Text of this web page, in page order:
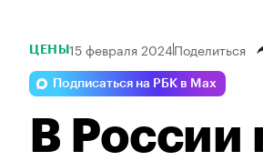
ЦЕНЫ 15 февраля 2024Поделиться
Подписаться на РБК в Max
В